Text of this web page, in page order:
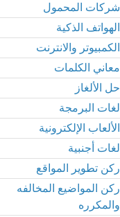
شركات المحمول
الهواتف الذكية
الكمبيوتر والانترنت
معاني الكلمات
حل الألغاز
لغات البرمجة
الألعاب الإلكترونية
لغات أجنبية
ركن تطوير المواقع
ركن المواضيع المخالفه
والمكرره